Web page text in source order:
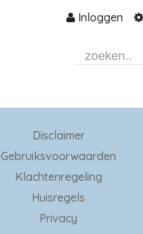
Inloggen
Disclaimer
Gebruiksvoorwaarden
Klachtenregeling
Huisregels
Privacy